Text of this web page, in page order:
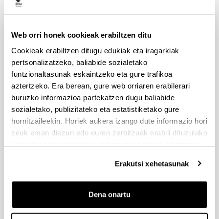
Web orri honek cookieak erabiltzen ditu
Cookieak erabiltzen ditugu edukiak eta iragarkiak
pertsonalizatzeko, baliabide sozialetako
funtzionaltasunak eskaintzeko eta gure trafikoa
aztertzeko. Era berean, gure web orriaren erabilerari
buruzko informazioa partekatzen dugu baliabide
sozialetako, publizitateko eta estatistiketako gure
hornitzaileekin. Horiek aukera izango dute informazio hori
zeuk eman diezun edo euren zerbitzuak erabili dituzulako
eskuratu duten bestelako informazio batekin uztartzeko.
Erakutsi xehetasunak
Dena onartu
2026/09/11
FUNDACION LA CAIXA JUNIOR LEADER RETAINING
PROGRAMME 2027
Izapide irekia
IKERTZAILE DOKTOREAK UPV/EHUn KONTRATATZEKO
DEIALDIA (2026)
Izapide irekia (Eskaerak aurkezteko epea: 2026/06/03 - 2026/06/25
23:59)
eskaeren behin behineko zerrenda. Alegazioak aurkezteko
PRESTAKUNTZA BIDEAN DAUDEN IKERTZAILEAK EHUn
KONTRATATZEKO 2026-I DEIALDIA, IKERTALDE/IKERKETA
PROIEKTU BATEN BALIABIDE PROPIOEKIN
FINANTZATURIK